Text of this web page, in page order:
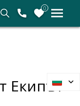
0
Екипът